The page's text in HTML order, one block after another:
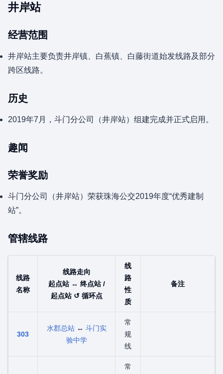
井岸站
经营范围
井岸站主要负责井岸镇、白蕉镇、白藤街道始发线路及部分
跨区线路。
历史
2019年7月，斗门分公司（井岸站）组建完成并正式启用。
趣闻
荣誉奖励
斗门分公司（井岸站）荣获珠海公交2019年度“优秀建制
站”。
管辖线路
线路
名称
线路走向
起点站 ↔ 终点站 /
起点站 ↺ 循环点
线
路
性
质
备注
303
水郡总站↔ 斗门实
验中学
常
规
线
常